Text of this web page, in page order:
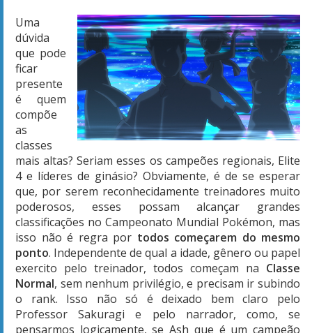
Uma
dúvida
que pode
ficar
presente
é quem
compõe
as
classes
mais altas? Seriam esses os campeões regionais, Elite
4 e líderes de ginásio? Obviamente, é de se esperar
que, por serem reconhecidamente treinadores muito
poderosos, esses possam alcançar grandes
classificações no Campeonato Mundial Pokémon, mas
isso não é regra por todos começarem do mesmo
ponto. Independente de qual a idade, gênero ou papel
exercito pelo treinador, todos começam na Classe
Normal, sem nenhum privilégio, e precisam ir subindo
o rank. Isso não só é deixado bem claro pelo
Professor Sakuragi e pelo narrador, como, se
pensarmos logicamente, se Ash que é um campeão